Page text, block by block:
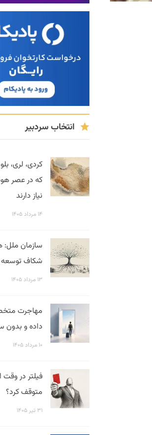
انتخاب سردبیر
کردی، لری،
که در عصر
نیاز دارند
۱۴ مرداد ۱۴۰۵
سازمان
شکاف توسعه
۱۳ مرداد ۱۴۰۵
مهاجرت
داده و
۱۰ مرداد ۱۴۰۵
متوقف کرد؟
۳۱ تیر ۱۴۰۵